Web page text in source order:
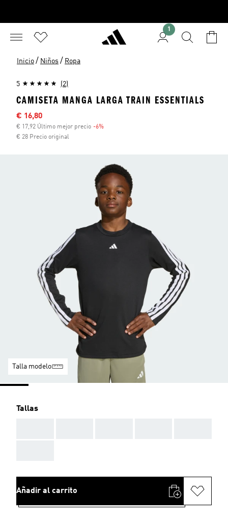
1
Inicio / Niños / Ropa
5 (2)
CAMISETA MANGA LARGA TRAIN ESSENTIALS
Precio rebajado
€ 16,80
€ 17,92 Último mejor precio -6%
€ 28 Precio original
Talla modelo
Tallas
Añadir al carrito